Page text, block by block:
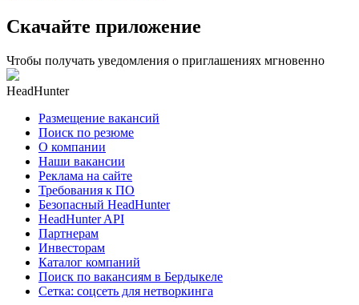
Скачайте приложение
Чтобы получать уведомления о приглашениях мгновенно
HeadHunter
Размещение вакансий
Поиск по резюме
О компании
Наши вакансии
Реклама на сайте
Требования к ПО
Безопасный HeadHunter
HeadHunter API
Партнерам
Инвесторам
Каталог компаний
Поиск по вакансиям в Бердыкеле
Сетка: соцсеть для нетворкинга